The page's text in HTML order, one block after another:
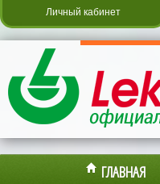
Личный кабинет
ГЛАВНАЯ